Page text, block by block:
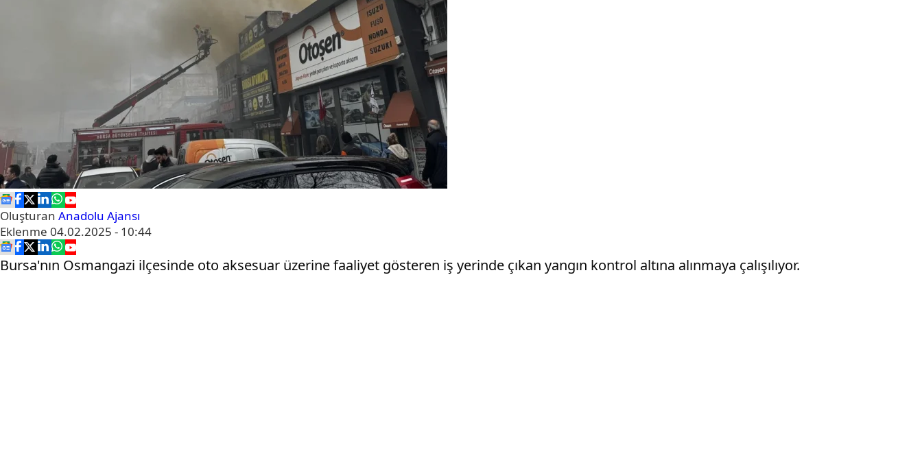
Oluşturan Anadolu Ajansı
Eklenme 04.02.2025 - 10:44
Bursa'nın Osmangazi ilçesinde oto aksesuar üzerine faaliyet gösteren iş yerinde çıkan yangın kontrol altına alınmaya çalışılıyor.